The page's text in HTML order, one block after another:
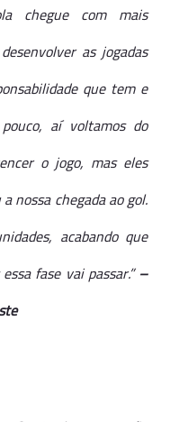
chegue com mais
as jogadas
que tem e
aí voltamos do
o jogo, mas eles
nossa chegada ao gol.
acabando que
fase vai passar.”–